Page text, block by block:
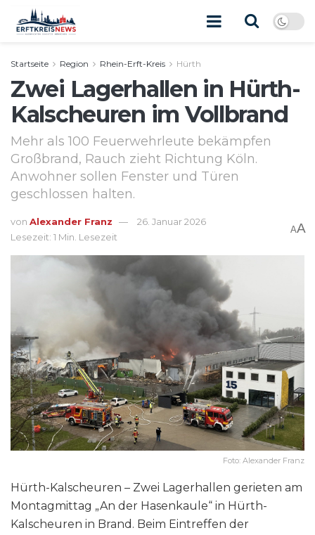
Startseite Region Rhein-Erft-Kreis Hürth
Zwei Lagerhallen in Hürth-
Kalscheuren im Vollbrand
Mehr als 100 Feuerwehrleute bekämpfen
Großbrand, Rauch zieht Richtung Köln.
Anwohner sollen Fenster und Türen
geschlossen halten.
von Alexander Franz
26. Januar 2026
Lesezeit: 1 Min. Lesezeit
AA
Foto: Alexander Franz
Hürth-Kalscheuren – Zwei Lagerhallen gerieten am
Montagmittag „An der Hasenkaule“ in Hürth-
Kalscheuren in Brand. Beim Eintreffen der